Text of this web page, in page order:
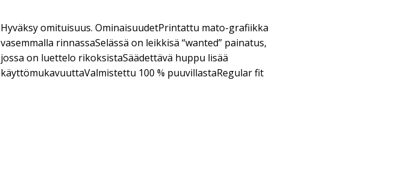
Hyväksy omituisuus. OminaisuudetPrintattu mato-grafiikka
vasemmalla rinnassaSelässä on leikkisä “wanted” painatus,
jossa on luettelo rikoksistaSäädettävä huppu lisää
käyttömukavuuttaValmistettu 100 % puuvillastaRegular fit